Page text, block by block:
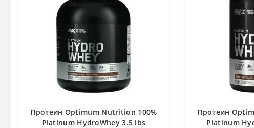
Протеин Optimum Nutrition 100%
Platinum HydroWhey 3.5 lbs
Протеин
Platinum